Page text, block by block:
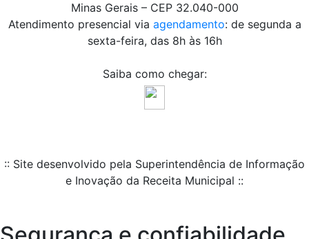
Minas Gerais – CEP 32.040-000
Atendimento presencial via agendamento: de segunda a
sexta-feira, das 8h às 16h
Saiba como chegar:
:: Site desenvolvido pela Superintendência de Informação
e Inovação da Receita Municipal ::